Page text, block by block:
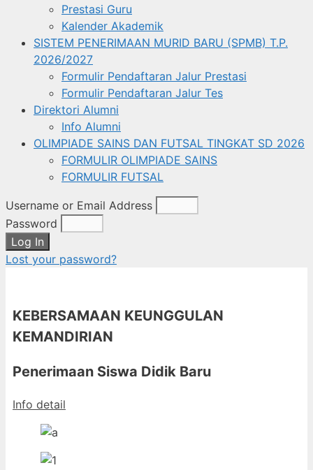
Prestasi Guru
Kalender Akademik
SISTEM PENERIMAAN MURID BARU (SPMB) T.P.
2026/2027
Formulir Pendaftaran Jalur Prestasi
Formulir Pendaftaran Jalur Tes
Direktori Alumni
Info Alumni
OLIMPIADE SAINS DAN FUTSAL TINGKAT SD 2026
FORMULIR OLIMPIADE SAINS
FORMULIR FUTSAL
Username or Email Address
Password
Log In
Lost your password?
KEBERSAMAAN KEUNGGULAN
KEMANDIRIAN
Penerimaan Siswa Didik Baru
Info detail